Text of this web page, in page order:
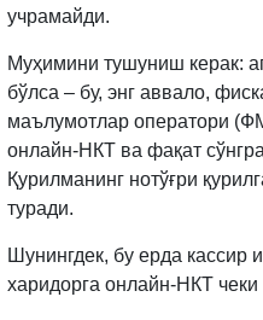
учрамайди.
Муҳимини тушуниш керак:
бўлса – бу, энг аввало,
маълумотлар оператори
онлайн-НКТ ва фақат
Қурилманинг нотўғри
туради.
Шунингдек, бу ерда кассир
харидорга онлайн-НКТ чеки